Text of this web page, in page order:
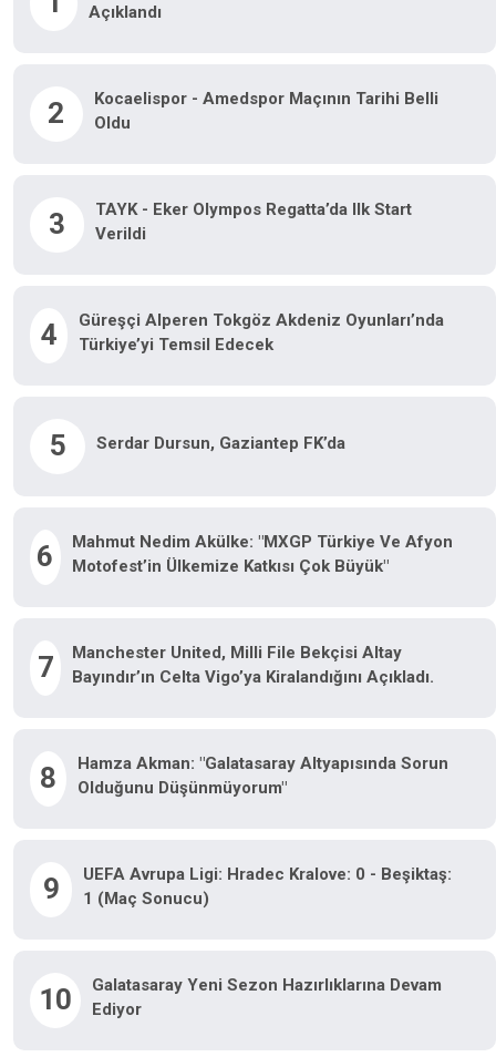
Açıklandı
2
Kocaelispor - Amedspor Maçının Tarihi Belli
Oldu
3
TAYK - Eker Olympos Regatta’da Ilk Start
Verildi
4
Güreşçi Alperen Tokgöz Akdeniz Oyunları’nda
Türkiye’yi Temsil Edecek
5 Serdar Dursun, Gaziantep FK’da
6
Mahmut Nedim Akülke: "MXGP Türkiye Ve Afyon
Motofest’in Ülkemize Katkısı Çok Büyük"
7
Manchester United, Milli File Bekçisi Altay
Bayındır’ın Celta Vigo’ya Kiralandığını Açıkladı.
8
Hamza Akman: "Galatasaray Altyapısında Sorun
Olduğunu Düşünmüyorum"
9
UEFA Avrupa Ligi: Hradec Kralove: 0 - Beşiktaş:
1 (Maç Sonucu)
10
Galatasaray Yeni Sezon Hazırlıklarına Devam
Ediyor